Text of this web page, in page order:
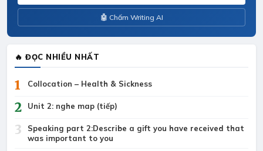
🤖 Chấm Writing AI
🔥 ĐỌC NHIỀU NHẤT
1 Collocation – Health & Sickness
2 Unit 2: nghe map (tiếp)
3
Speaking part 2:Describe a gift you have received that
was important to you